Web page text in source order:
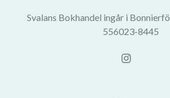
Svalans Bokhandel ingår i
556023-8445